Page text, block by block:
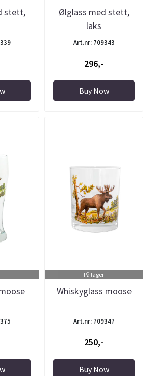
stett,
Ølglass med stett,
laks
Art.nr: 709343
296,-
Buy Now
På lager
Whiskyglass moose
Art.nr: 709347
250,-
Buy Now